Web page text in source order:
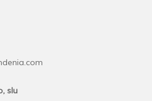
slu